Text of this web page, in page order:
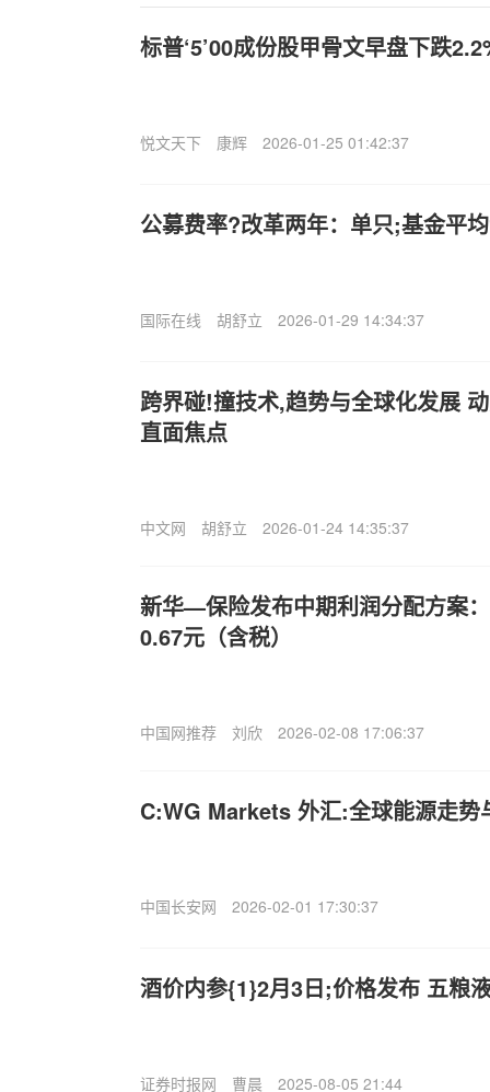
标普‘5’00成份股甲骨文早盘下跌
悦文天下 康辉 2026-01-25 01:42:37
公募费率?改革两年：单只;基金平
国际在线 胡舒立 2026-01-29 14:34:37
跨界碰!撞技术,趋势与全球化发展
直面焦点
中文网 胡舒立 2026-01-24 14:35:37
新华—保险发布中期利润分配方案
0.67元（含税）
中国网推荐 刘欣 2026-02-08 17:06:37
C:WG Markets 外汇:全球能源走势
中国长安网 2026-02-01 17:30:37
酒价内参{1}2月3日;价格发布 五粮
证券时报网 曹晨 2025-08-05 21:44